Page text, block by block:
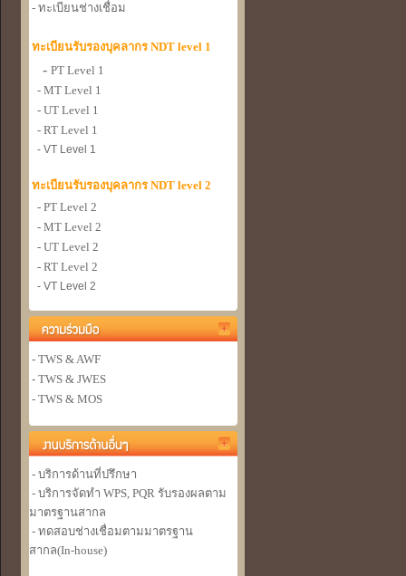
- ทะเบียนช่างเชื่อม
ทะเบียนรับรองบุคลากร NDT level 1
- PT Level 1
- MT Level 1
- UT Level 1
- RT Level 1
- VT Level 1
ทะเบียนรับรองบุคลากร NDT level 2
- PT Level 2
- MT Level 2
- UT Level 2
- RT Level 2
- VT Level 2
- TWS & AWF
- TWS & JWES
- TWS & MOS
- บริการด้านที่ปรึกษา
- บริการจัดทำ WPS, PQR รับรองผลตาม
มาตรฐานสากล
- ทดสอบช่างเชื่อมตามมาตรฐาน
สากล(In-house)